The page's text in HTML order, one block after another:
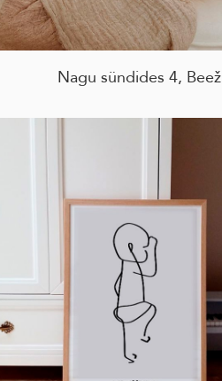
Nagu sündides 4, Beež